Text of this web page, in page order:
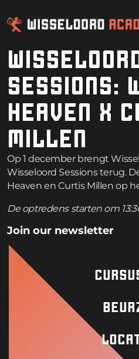
SESSIONS:
HEAVEN X
MILLEN
Op 1 december brengt
Wisseloord Sessions terug.
Heaven en Curtis Millen op
De optredens starten om
Join our newsletter
By clicking “Register” you agree